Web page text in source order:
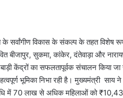
के सर्वांगीण विकास के संकल्प के तहत विशेष
बीजापुर, सुकमा, कांकेर, दंतेवाड़ा और
केंद्रों का सफलतापूर्वक संचालन किया
भूमिका निभा रही है। मुख्यमंत्री साय
में 70 लाख से अधिक महिलाओं को